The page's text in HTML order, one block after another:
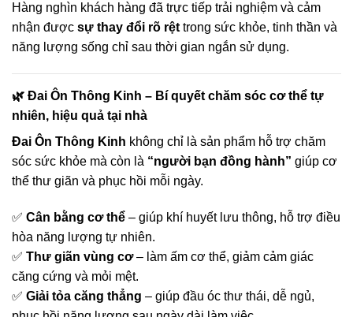
Hàng nghìn khách hàng đã trực tiếp trải nghiệm và cảm
nhận được sự thay đổi rõ rệt trong sức khỏe, tinh thần và
năng lượng sống chỉ sau thời gian ngắn sử dụng.
🌿 Đai Ôn Thông Kinh – Bí quyết chăm sóc cơ thể tự
nhiên, hiệu quả tại nhà
Đai Ôn Thông Kinh không chỉ là sản phẩm hỗ trợ chăm
sóc sức khỏe mà còn là “người bạn đồng hành” giúp cơ
thể thư giãn và phục hồi mỗi ngày.
✅ Cân bằng cơ thể – giúp khí huyết lưu thông, hỗ trợ điều
hòa năng lượng tự nhiên.
✅ Thư giãn vùng cơ– làm ấm cơ thể, giảm cảm giác
căng cứng và mỏi mệt.
✅ Giải tỏa căng thẳng – giúp đầu óc thư thái, dễ ngủ,